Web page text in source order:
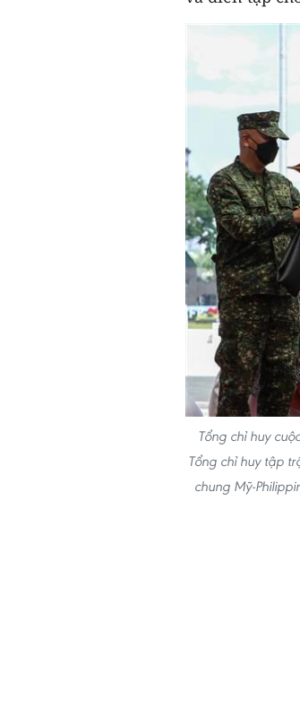
Tổng chỉ huy
Tổng chỉ huy tập
chung Mỹ-